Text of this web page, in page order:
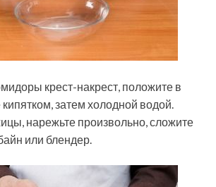
крест-накрест, положите в
кипятком, затем холодной водой.
нарежьте произвольно, сложите
или блендер.